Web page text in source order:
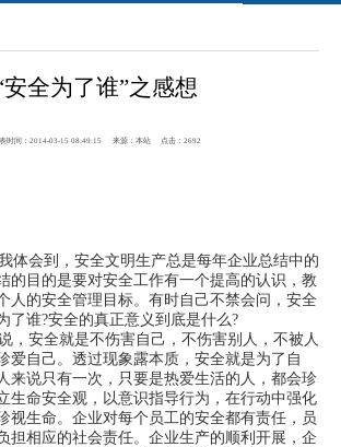
安全为了谁”之感想
时间：2014-03-15 08:49:15 来源：本站 点击：2692
体会到，安全文明生产总是每年企业总结中的
的目的是要对安全工作有一个提高的认识，教
人的安全管理目标。有时自己不禁会问，安全
了谁?安全的真正意义到底是什么?
，安全就是不伤害自己，不伤害别人，不被人
爱自己。透过现象露本质，安全就是为了自
来说只有一次，只要是热爱生活的人，都会珍
生命安全观，以意识指导行为，在行动中强化
视生命。企业对每个员工的安全都有责任，员
担相应的社会责任。企业生产的顺利开展，企